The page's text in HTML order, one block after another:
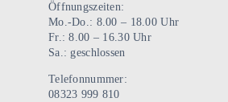
Öffnungszeiten:
Mo.-Do.: 8.00 – 18.00 Uhr
Fr.: 8.00 – 16.30 Uhr
Sa.: geschlossen
Telefonnummer:
08323 999 810